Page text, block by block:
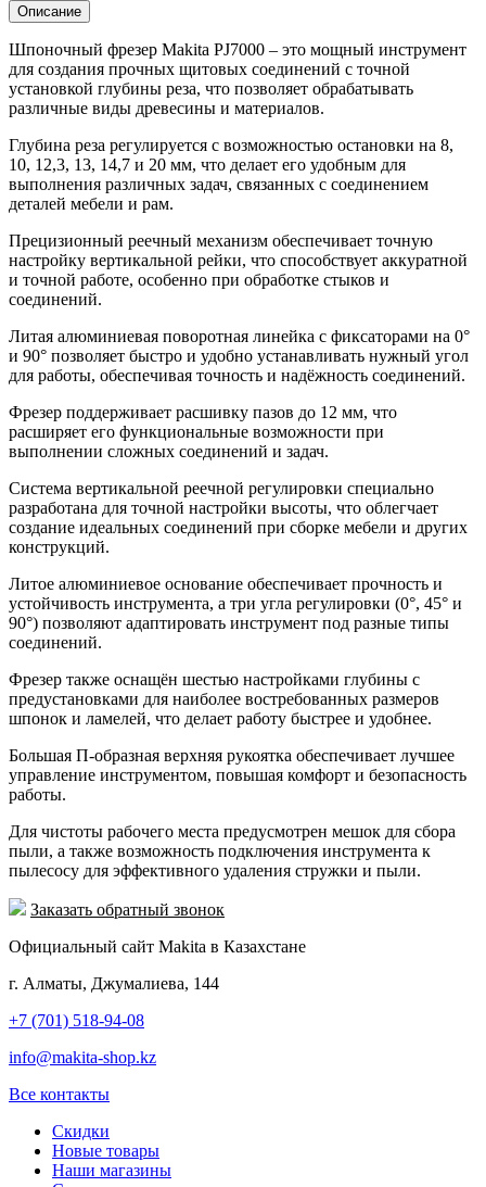
Описание
Шпоночный фрезер Makita PJ7000 – это мощный инструмент
для создания прочных щитовых соединений с точной
установкой глубины реза, что позволяет обрабатывать
различные виды древесины и материалов.
Глубина реза регулируется с возможностью остановки на 8,
10, 12,3, 13, 14,7 и 20 мм, что делает его удобным для
выполнения различных задач, связанных с соединением
деталей мебели и рам.
Прецизионный реечный механизм обеспечивает точную
настройку вертикальной рейки, что способствует аккуратной
и точной работе, особенно при обработке стыков и
соединений.
Литая алюминиевая поворотная линейка с фиксаторами на 0°
и 90° позволяет быстро и удобно устанавливать нужный угол
для работы, обеспечивая точность и надёжность соединений.
Фрезер поддерживает расшивку пазов до 12 мм, что
расширяет его функциональные возможности при
выполнении сложных соединений и задач.
Система вертикальной реечной регулировки специально
разработана для точной настройки высоты, что облегчает
создание идеальных соединений при сборке мебели и других
конструкций.
Литое алюминиевое основание обеспечивает прочность и
устойчивость инструмента, а три угла регулировки (0°, 45° и
90°) позволяют адаптировать инструмент под разные типы
соединений.
Фрезер также оснащён шестью настройками глубины с
предустановками для наиболее востребованных размеров
шпонок и ламелей, что делает работу быстрее и удобнее.
Большая П-образная верхняя рукоятка обеспечивает лучшее
управление инструментом, повышая комфорт и безопасность
работы.
Для чистоты рабочего места предусмотрен мешок для сбора
пыли, а также возможность подключения инструмента к
пылесосу для эффективного удаления стружки и пыли.
Заказать обратный звонок
Официальный сайт Makita в Казахстане
г. Алматы, Джумалиева, 144
+7 (701) 518-94-08
info@makita-shop.kz
Все контакты
Скидки
Новые товары
Наши магазины